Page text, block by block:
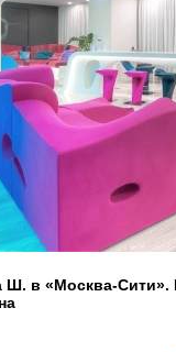
Ш. в «Москва-Сити».